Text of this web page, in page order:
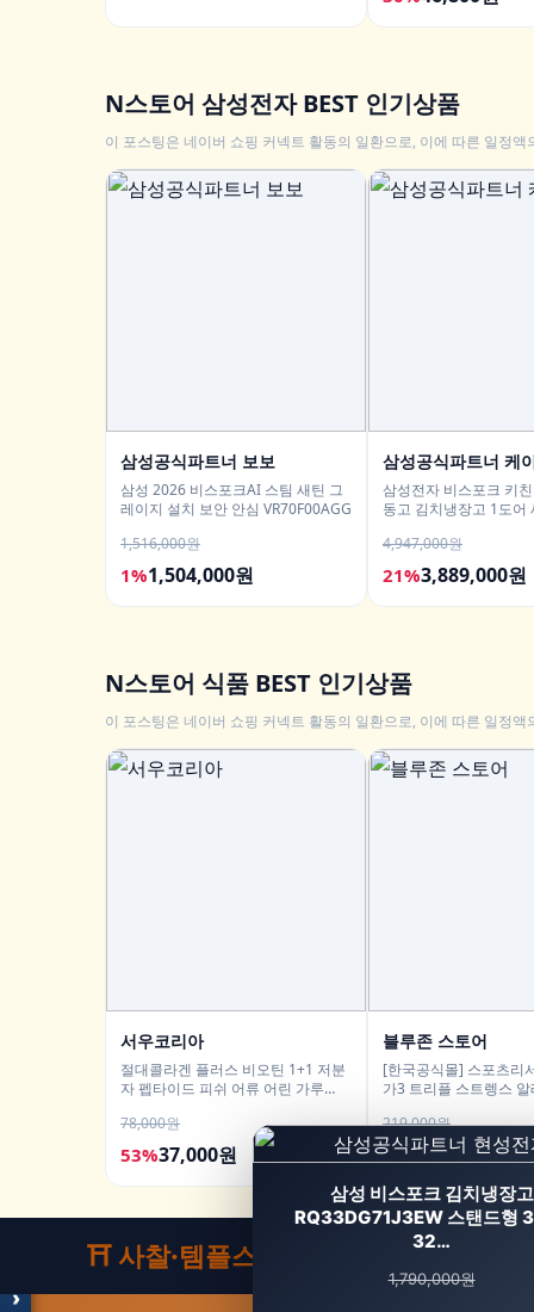
›
N스토어 삼성전자 BEST 인기상품
이 포스팅은 네이버 쇼핑 커넥트 활동의 일환으로, 이에 따른 일정
삼성공식파트너 보보
삼성 2026 비스포크AI 스팀 새틴 그
레이지 설치 보안 안심 VR70F00AGG
1,516,000원
1%1,504,000원
삼성공식파트너 케
삼성전자 비스포크 키
동고 김치냉장고 1도어
4,947,000원
21%3,889,000원
N스토어 식품 BEST 인기상품
이 포스팅은 네이버 쇼핑 커넥트 활동의 일환으로, 이에 따른 일정
서우코리아
절대콜라겐 플러스 비오틴 1+1 저분
자 펩타이드 피쉬 어류 어린 가루
78,000원
53%37,000원
블루존 스토어
[한국공식몰] 스포츠리
가3 트리플 스트렝스
219,000원
41%129,700원
⛩️ 사찰·템플스테이
삼성 비스포크 김치냉장고
RQ33DG71J3EW 스탠드형
32…
1,790,000원